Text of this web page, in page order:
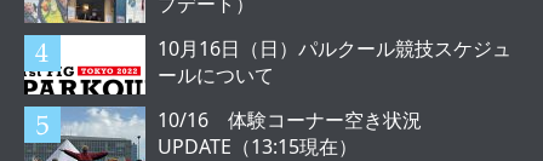
10月16日（日）パルクール競技スケジュ
ールについて
10/16 体験コーナー空き状況
UPDATE（13:15現在）